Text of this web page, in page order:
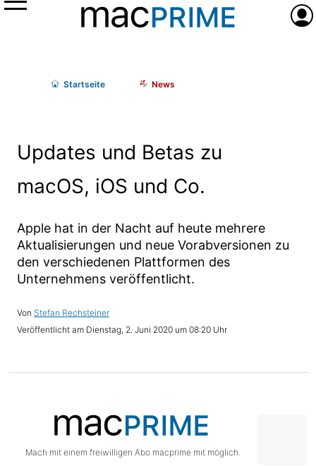
Menü
Startseite News
Updates und Betas zu
macOS, iOS und Co.
Apple hat in der Nacht auf heute mehrere
Aktualisierungen und neue Vorabversionen zu
den verschiedenen Plattformen des
Unternehmens veröffentlicht.
Stefan Rechsteiner
Dienstag, 2. Juni 2020 um 08:20 Uhr
Mach mit einem freiwilligen Abo macprime mit möglich.